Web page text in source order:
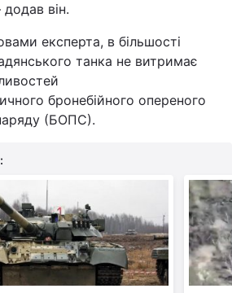
він.
експерта, в більшості
танка не витримає
бронебійного опереного
(БОПС).